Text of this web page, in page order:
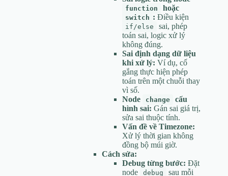
function hoặc
switch : Điều kiện
if/else
sai, phép
toán sai, logic xử lý
không đúng.
Sai định dạng dữ liệu
khi xử lý: Ví dụ, cố
gắng thực hiện phép
toán trên một chuỗi thay
vì số.
Node
change
cấu
hình sai: Gán sai giá trị,
sửa sai thuộc tính.
Vấn đề về Timezone:
Xử lý thời gian không
đồng bộ múi giờ.
Cách sửa:
Debug từng bước: Đặt
node
debug
sau mỗi